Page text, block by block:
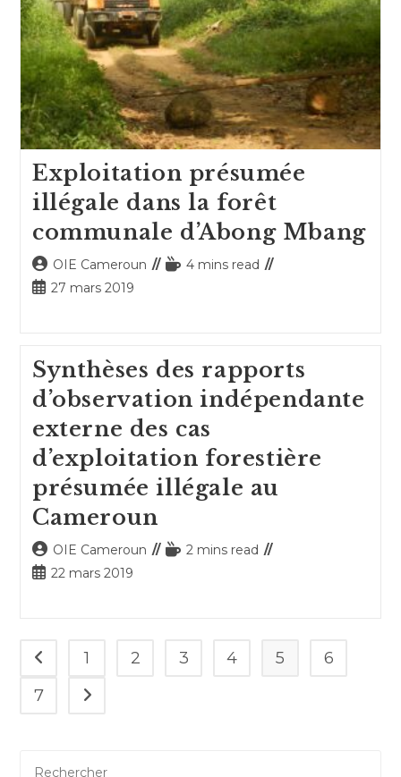
Exploitation présumée
illégale dans la forêt
communale d’Abong Mbang
Auteur/autrice
de
OIE Cameroun
Temps4 mins read
Publication
27 mars 2019
Synthèses des rapports
d’observation indépendante
externe des cas
d’exploitation forestière
présumée illégale au
Cameroun
Auteur/autrice
de
OIE Cameroun
Temps2 mins read
Publication
22 mars 2019
Go to the previous page
1 2 3 4 5
6
7
Aller à la page suivante